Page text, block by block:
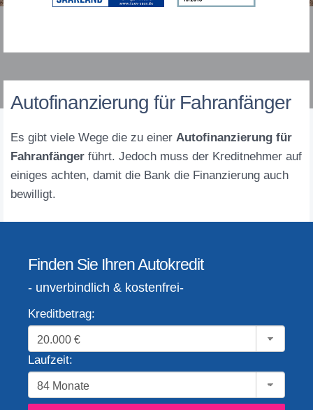
Autofinanzierung für Fahranfänger
Es gibt viele Wege die zu einer Autofinanzierung für
Fahranfänger führt. Jedoch muss der Kreditnehmer auf
einiges achten, damit die Bank die Finanzierung auch
bewilligt.
Finden Sie Ihren Autokredit
- unverbindlich & kostenfrei-
Kreditbetrag:
Laufzeit: